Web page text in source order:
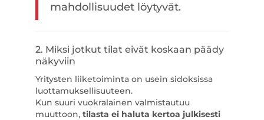
mahdollisuudet löytyvät.
2. Miksi jotkut tilat eivät koskaan päädy
näkyviin
Yritysten liiketoiminta on usein sidoksissa
luottamuksellisuuteen.
Kun suuri vuokralainen valmistautuu
muuttoon, tilasta ei haluta kertoa julkisesti